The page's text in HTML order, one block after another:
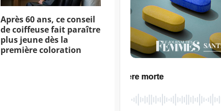
Après 60 ans, ce conseil
de coiffeuse fait paraître
plus jeune dès la
première coloration